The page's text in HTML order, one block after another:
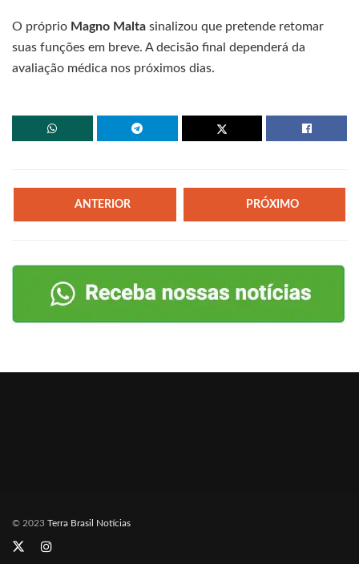
O próprio Magno Malta sinalizou que pretende retomar
suas funções em breve. A decisão final dependerá da
avaliação médica nos próximos dias.
ANTERIOR PRÓXIMO
© 2023 Terra Brasil Notícias